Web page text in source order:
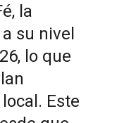
la
su nivel
lo que
Este